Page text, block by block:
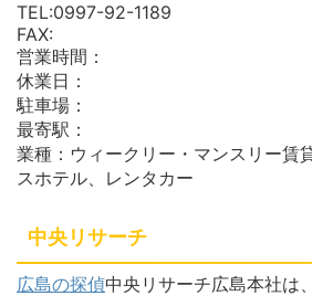
TEL:0997-92-1189
FAX:
営業時間：
休業日：
駐車場：
最寄駅：
業種：ウィークリー・マンスリー賃
スホテル、レンタカー
中央リサーチ
広島の探偵中央リサーチ広島本社は、